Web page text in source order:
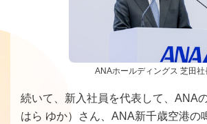
ANAホールディングス 芝田社
続いて、新入社員を代表して、ANA
はら ゆか）さん、ANA新千歳空港の